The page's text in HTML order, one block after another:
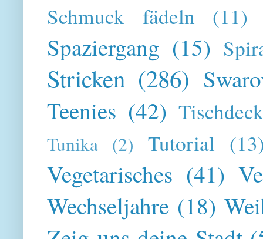
Schmuck fädeln (11)
Spaziergang (15)
Stricken (286)
Teenies (42)
Tunika (2) Tutorial
Vegetarisches (41)
Wechseljahre (18)